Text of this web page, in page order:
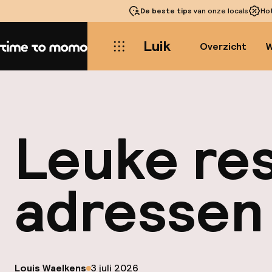
De beste tips van onze locals
Home Luik Overzicht
Leuke
adressen
Louis Waelkens op
3 juli 2026